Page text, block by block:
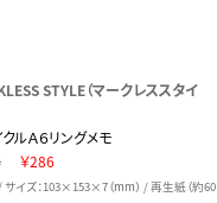
STYLE（マークレススタイ
ルＡ６リングメモ
￥286
イズ：103×153×7（mm） / 再生紙（約60